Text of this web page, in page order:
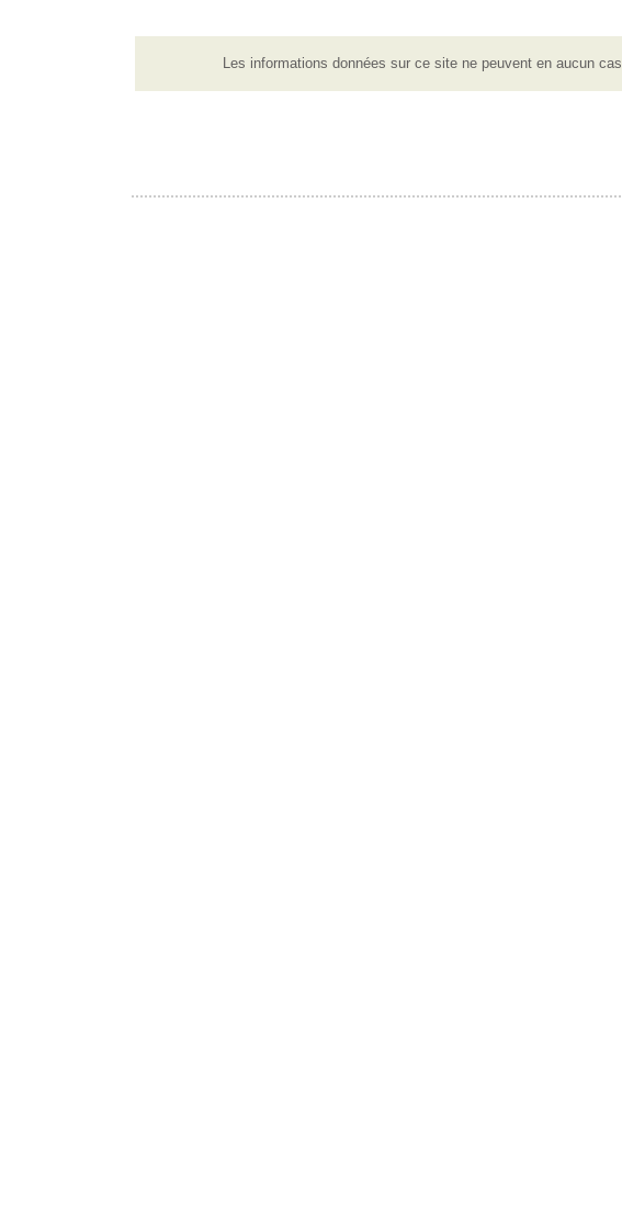
Les informations données sur ce site ne peuvent en aucun